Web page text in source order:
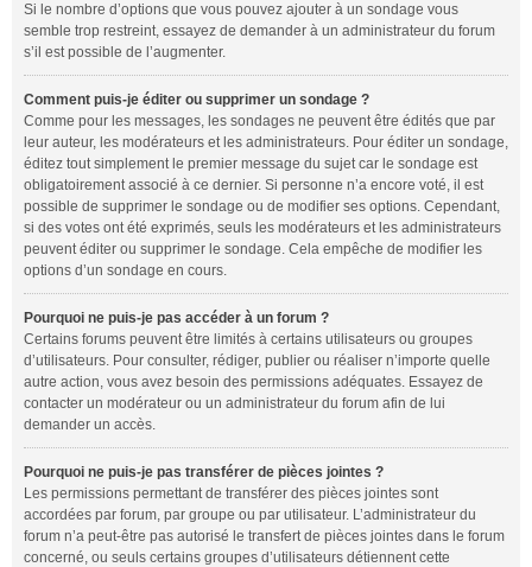
Si le nombre d’options que vous pouvez ajouter à un sondage vous
semble trop restreint, essayez de demander à un administrateur du forum
s’il est possible de l’augmenter.
Comment puis-je éditer ou supprimer un sondage ?
Comme pour les messages, les sondages ne peuvent être édités que par
leur auteur, les modérateurs et les administrateurs. Pour éditer un sondage,
éditez tout simplement le premier message du sujet car le sondage est
obligatoirement associé à ce dernier. Si personne n’a encore voté, il est
possible de supprimer le sondage ou de modifier ses options. Cependant,
si des votes ont été exprimés, seuls les modérateurs et les administrateurs
peuvent éditer ou supprimer le sondage. Cela empêche de modifier les
options d’un sondage en cours.
Pourquoi ne puis-je pas accéder à un forum ?
Certains forums peuvent être limités à certains utilisateurs ou groupes
d’utilisateurs. Pour consulter, rédiger, publier ou réaliser n’importe quelle
autre action, vous avez besoin des permissions adéquates. Essayez de
contacter un modérateur ou un administrateur du forum afin de lui
demander un accès.
Pourquoi ne puis-je pas transférer de pièces jointes ?
Les permissions permettant de transférer des pièces jointes sont
accordées par forum, par groupe ou par utilisateur. L’administrateur du
forum n’a peut-être pas autorisé le transfert de pièces jointes dans le forum
concerné, ou seuls certains groupes d’utilisateurs détiennent cette